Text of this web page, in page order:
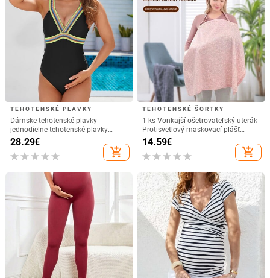
TEHOTENSKÉ PLAVKY
Dámske tehotenské plavky
jednodielne tehotenské plavky
ohlávka plavky dámske tehotenské
plavky Купальник Для
Беременных
28.29€
add_shopping_cart
TEHOTENSKÉ ŠORTKY
1 ks Vonkajší ošetrovateľský uterák
Protisvetlový maskovací plášť
Multifunkčný kryt Cape Priedušný a
tenký v lete
14.59€
add_shopping_cart